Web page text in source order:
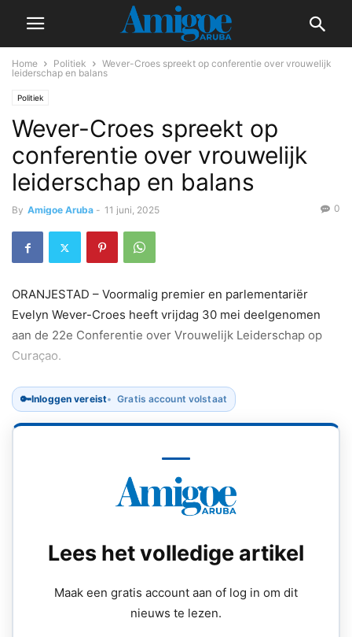
Home Politiek
Wever-Croes spreekt op conferentie over vrouwelijk
leiderschap en balans
Politiek
Wever-Croes spreekt op
conferentie over vrouwelijk
leiderschap en balans
By Amigoe Aruba - 11 juni, 2025 0
ORANJESTAD – Voormalig premier en parlementariër
Evelyn Wever-Croes heeft vrijdag 30 mei deelgenomen
aan de 22e Conferentie over Vrouwelijk Leiderschap op
Curaçao.
🔑Inloggen vereist Gratis account volstaat
Lees het volledige artikel
Maak een gratis account aan of log in om dit
nieuws te lezen.